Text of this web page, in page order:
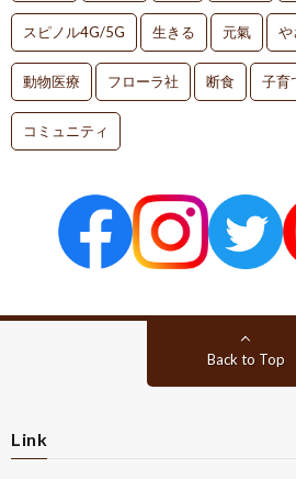
スピノル4G/5G 生きる 元氣 や
動物医療 フローラ社 断食 子育
コミュニティ
Back to Top
Link